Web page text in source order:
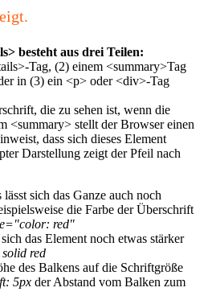
besteht aus drei Teilen:
Tag, (2) einem <summary>Tag
in (3) ein <p> oder <div>-Tag
die zu sehen ist, wenn die
<summary> stellt der Browser einen
dass sich dieses Element
Darstellung zeigt der Pfeil nach
sich das Ganze auch noch
die Farbe der Überschrift
red"
das Element noch etwas stärker
red
des Balkens auf die Schriftgröße
5px der Abstand vom Balken zum